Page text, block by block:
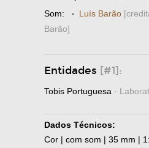
Som: · Luís Barão
Barão]
Entidades [#1]:
Tobis Portuguesa ·
Dados Técnicos:
Cor | com som | 35 mm |